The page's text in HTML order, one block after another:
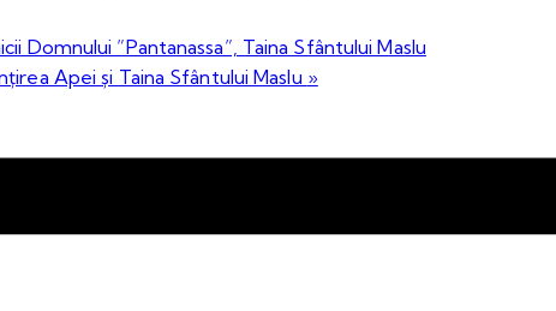
Domnului ”Pantanassa”, Taina Sfântului Maslu
Apei și Taina Sfântului Maslu »